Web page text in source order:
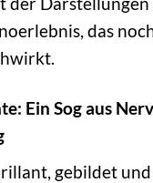
das
Ein Sog aus
gebildet und